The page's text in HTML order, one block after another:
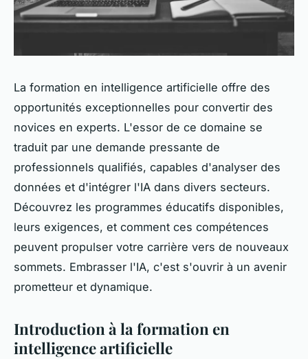
La formation en intelligence artificielle offre des
opportunités exceptionnelles pour convertir des
novices en experts. L'essor de ce domaine se
traduit par une demande pressante de
professionnels qualifiés, capables d'analyser des
données et d'intégrer l'IA dans divers secteurs.
Découvrez les programmes éducatifs disponibles,
leurs exigences, et comment ces compétences
peuvent propulser votre carrière vers de nouveaux
sommets. Embrasser l'IA, c'est s'ouvrir à un avenir
prometteur et dynamique.
Introduction à la formation en
intelligence artificielle